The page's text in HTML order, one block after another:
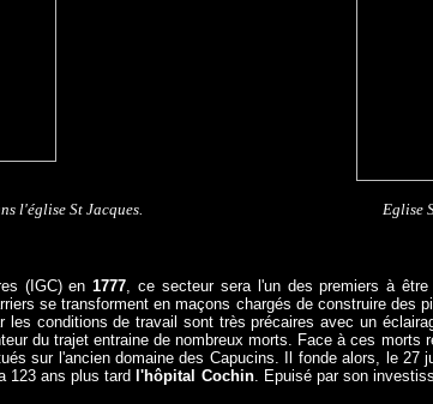
l'église St Jacques. Eglise
(IGC) en1777, ce secteur sera l'un des premiers à
se transforment en maçons chargés de construire des
conditions de travail sont très précaires avec un
du trajet entraine de nombreux morts. Face à ces morts
sur l'ancien domaine des Capucins. Il fonde alors, le 27
123 ans plus tard l'hôpital Cochin. Epuisé par son